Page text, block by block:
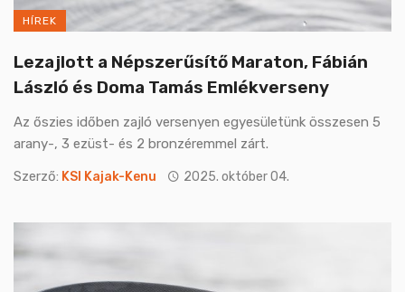
HÍREK
Lezajlott a Népszerűsítő Maraton, Fábián
László és Doma Tamás Emlékverseny
Az őszies időben zajló versenyen egyesületünk összesen 5
arany-, 3 ezüst- és 2 bronzéremmel zárt.
Szerző: KSI Kajak-Kenu 2025. október 04.